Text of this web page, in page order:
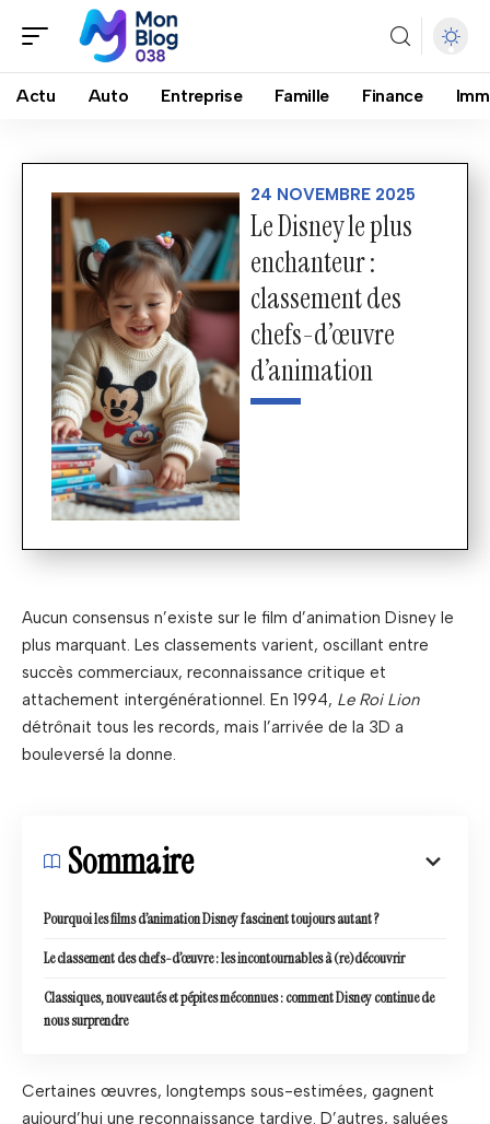
Actu Auto Entreprise Famille Finance
24 NOVEMBRE 2025
Le Disney le plus
enchanteur :
classement des
chefs-d’œuvre
d’animation
Aucun consensus n’existe sur le film d’animation Disney le
plus marquant. Les classements varient, oscillant entre
succès commerciaux, reconnaissance critique et
attachement intergénérationnel. En 1994, Le Roi Lion
détrônait tous les records, mais l’arrivée de la 3D a
bouleversé la donne.
Sommaire
Pourquoi les films d’animation Disney fascinent toujours autant ?
Le classement des chefs-d’œuvre : les incontournables à (re)découvrir
Classiques, nouveautés et pépites méconnues : comment Disney continue de
nous surprendre
Certaines œuvres, longtemps sous-estimées, gagnent
aujourd’hui une reconnaissance tardive. D’autres, saluées